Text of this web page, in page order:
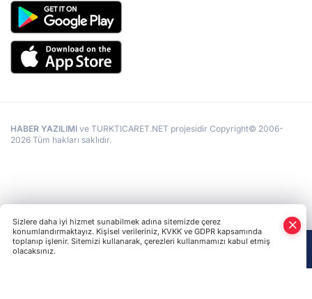
HABER YAZILIMI ve TURKTICARET.NET projesidir Copyright© 2006-
2026 Tüm hakları saklıdır.
Sizlere daha iyi hizmet sunabilmek adına sitemizde çerez
konumlandırmaktayız. Kişisel verileriniz, KVKK ve GDPR kapsamında
toplanıp işlenir. Sitemizi kullanarak, çerezleri kullanmamızı kabul etmiş
olacaksınız.